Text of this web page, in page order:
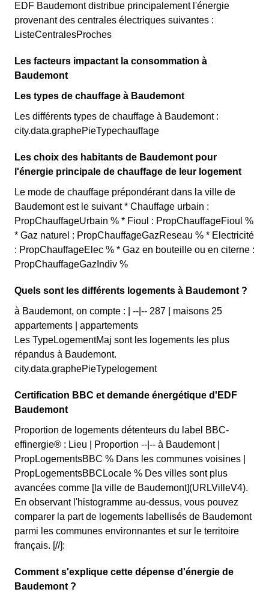
EDF Baudemont distribue principalement l'énergie
provenant des centrales électriques suivantes :
ListeCentralesProches
Les facteurs impactant la consommation à
Baudemont
Les types de chauffage à Baudemont
Les différents types de chauffage à Baudemont :
city.data.graphePieTypechauffage
Les choix des habitants de Baudemont pour
l'énergie principale de chauffage de leur logement
Le mode de chauffage prépondérant dans la ville de
Baudemont est le suivant * Chauffage urbain :
PropChauffageUrbain % * Fioul : PropChauffageFioul %
* Gaz naturel : PropChauffageGazReseau % * Electricité
: PropChauffageElec % * Gaz en bouteille ou en citerne :
PropChauffageGazIndiv %
Quels sont les différents logements à Baudemont ?
à Baudemont, on compte : | --|-- 287 | maisons 25
appartements | appartements
Les TypeLogementMaj sont les logements les plus
répandus à Baudemont.
city.data.graphePieTypelogement
Certification BBC et demande énergétique d'EDF
Baudemont
Proportion de logements détenteurs du label BBC-
effinergie® : Lieu | Proportion --|-- à Baudemont |
PropLogementsBBC % Dans les communes voisines |
PropLogementsBBCLocale % Des villes sont plus
avancées comme [la ville de Baudemont](URLVilleV4).
En observant l'histogramme au-dessus, vous pouvez
comparer la part de logements labellisés de Baudemont
parmi les communes environnantes et sur le territoire
français. [//]:
Comment s'explique cette dépense d'énergie de
Baudemont ?